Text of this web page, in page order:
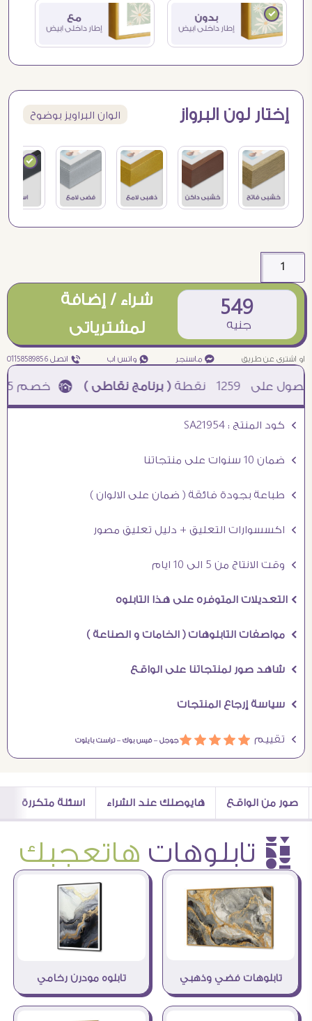
إختار لون البرواز الوان البراويز بوضوح
549
جنيه
شراء / إضافة
لمشترياتى
او اشترى عن طريق ¥ ماسنجر ₧ واتس اب ƒ اتصل 01158589856
1259 نقطة( برنامج نقاطى )à خصم 5% للعملاء الجدد à شحن مجانى عند الشراء ب 4000 جنيه à
Ö كود المنتج : SA21954
Ö ضمان 10 سنوات على منتجاتنا
Ö طباعة بجودة فائقة ( ضمان على الالوان )
Ö اكسسوارات التعليق + دليل تعليق مصور
Ö وقت الانتاج من 5 الى 10 ايام
Ö التعديلات المتوفره على هذا التابلوه
Ö مواصفات التابلوهات ( الخامات و الصناعة )
Ö شاهد صور لمنتجاتنا على الواقع
Ö سياسة إرجاع المنتجات
Ö تقييم áááááجوجل –فيس بوك –تراست بايلوت
صور من الواقع هايوصلك عند الشراء اسئلة متكررة
è تابلوهات هاتعجبك
تابلوهات فضي وذهبي تابلوه مودرن رخامي